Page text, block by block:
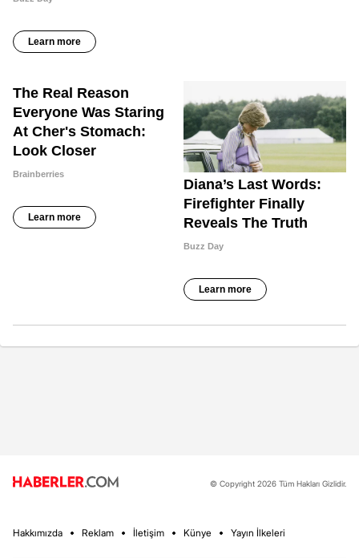
© Copyright 2026 Tüm Hakları Gizlidir.
Hakkımızda Reklam İletişim Künye Yayın İlkeleri